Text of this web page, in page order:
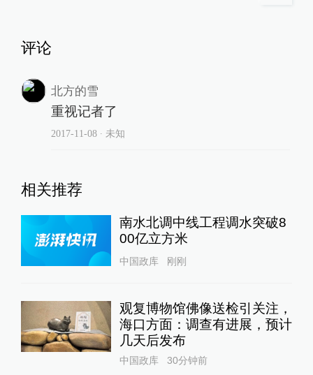
评论
北方的雪
重视记者了
2017-11-08∙ 未知
相关推荐
南水北调中线工程调水突破8
00亿立方米
中国政库 刚刚
观复博物馆佛像送检引关注，
海口方面：调查有进展，预计
几天后发布
中国政库 30分钟前